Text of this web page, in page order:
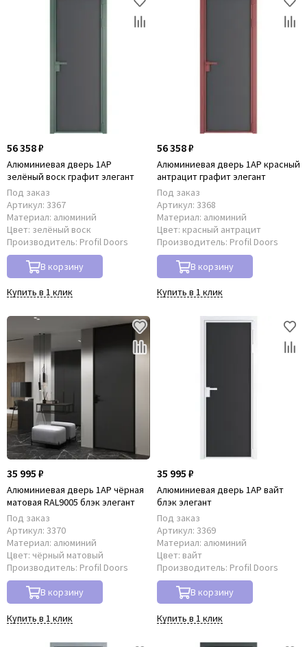
56 358 ₽
Алюминиевая дверь 1AP
зелёный воск графит элегант
Под заказ
Артикул: 3367
Материал: алюминий
Цвет: зелёный воск
Производитель: Profil Doors
В корзину
Купить в 1 клик
56 358 ₽
Алюминиевая дверь 1AP красный
антрацит графит элегант
Под заказ
Артикул: 3368
Материал: алюминий
Цвет: красный антрацит
Производитель: Profil Doors
В корзину
Купить в 1 клик
35 995 ₽
Алюминиевая дверь 1AP чёрная
матовая RAL9005 блэк элегант
Под заказ
Артикул: 3370
Материал: алюминий
Цвет: чёрный матовый
Производитель: Profil Doors
В корзину
Купить в 1 клик
35 995 ₽
Алюминиевая дверь 1AP вайт
блэк элегант
Под заказ
Артикул: 3369
Материал: алюминий
Цвет: вайт
Производитель: Profil Doors
В корзину
Купить в 1 клик